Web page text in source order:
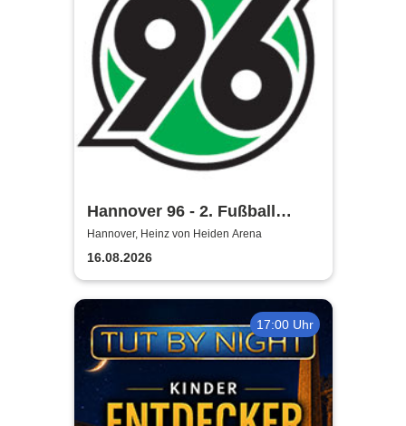
Hannover 96 - 2. Fußball
Bundesliga Saison 2026/27
Hannover, Heinz von Heiden Arena
16.08.2026
17:00 Uhr